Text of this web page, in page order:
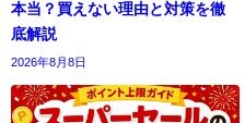
本当？買えない理由と対策を徹
底解説
2026年8月8日